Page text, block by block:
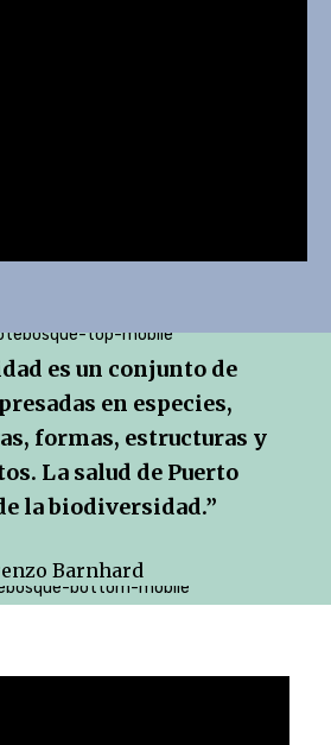
es un conjunto de
en especies,
formas, estructuras y
La salud de Puerto
la biodiversidad.”
Barnhard